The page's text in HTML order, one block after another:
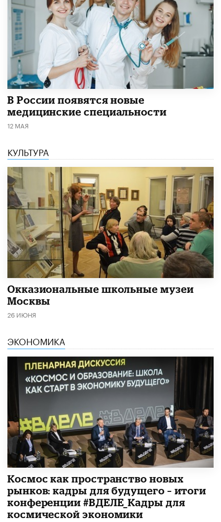
В России появятся новые
медицинские специальности
12 МАЯ
КУЛЬТУРА
​Окказиональные школьные музеи
Москвы
26 ИЮНЯ
ЭКОНОМИКА
Космос как пространство новых
рынков: кадры для будущего – итоги
конференции #ВДЕЛЕ_Кадры для
космической экономики